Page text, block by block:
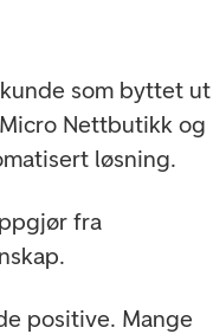
som byttet ut
Nettbutikk og
løsning.
fra
positive. Mange